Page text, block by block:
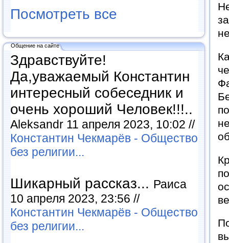
Посмотреть все
Общение на сайте
Здравствуйте!
Да,уважаемый Константин
интересный собеседник и
очень хороший Человек!!!..
Aleksandr 11 апреля 2023, 10:02 //
Константин Чекмарёв - Общество
без религии...
Шикарный рассказ... Раиса
10 апреля 2023, 23:56 //
Константин Чекмарёв - Общество
без религии...